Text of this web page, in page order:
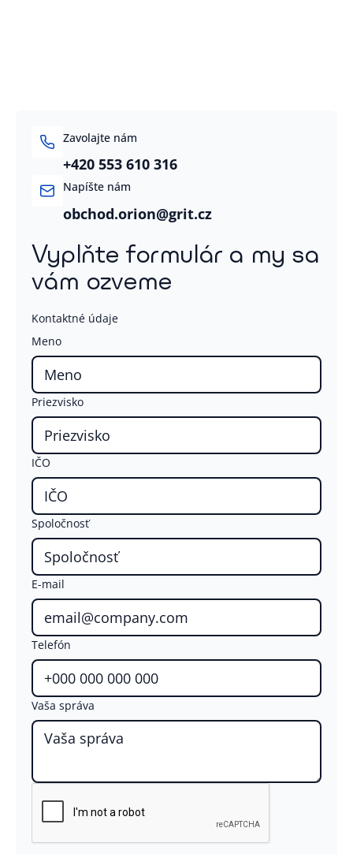
Zavolajte nám
+420 553 610 316
Napíšte nám
obchod.orion@grit.cz
Vyplňte formulár a my sa
vám ozveme
Kontaktné údaje
Meno
Priezvisko
IČO
Spoločnosť
E-mail
Telefón
Vaša správa